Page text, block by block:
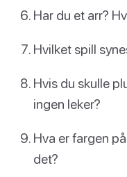
Har du et arr?
Hvilket spill
Hvis du skulle
ingen leker?
Hva er fargen
det?